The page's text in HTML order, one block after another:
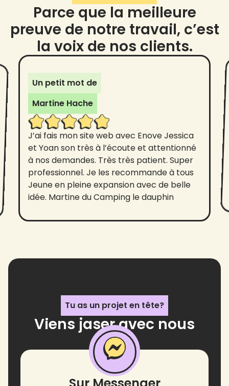
Parce que la meilleure
preuve de notre travail, c’est
la voix de nos clients.
Un petit mot de
Martine Hache
J’ai fais mon site web avec Enove Jessica
et Yoan son très à l’écoute et attentionné
à nos demandes. Très très patient. Super
professionnel. Je les recommande à tous
Jeune en pleine expansion avec de belle
idée. Martine du Camping le dauphin
Tu as un projet en tête?
Viens jaser avec nous
!